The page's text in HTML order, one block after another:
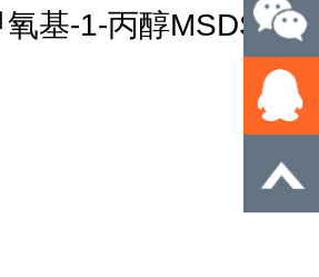
基-1-丙醇MSDS